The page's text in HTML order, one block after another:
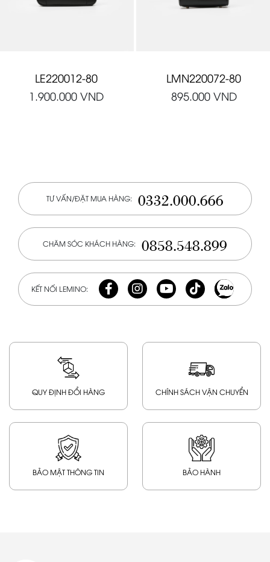
LE220012-80
1.900.000 VND
LMN220072-80
895.000VND
TƯ VẤN/ĐẶT MUA HÀNG: 0332.000.666
CHĂM SÓC KHÁCH HÀNG: 0858.548.899
KẾT NỐI LEMINO:
QUY ĐỊNH ĐỔI HÀNG CHÍNH SÁCH VẬN CHUYỂN
BẢO MẬT THÔNG TIN BẢO HÀNH